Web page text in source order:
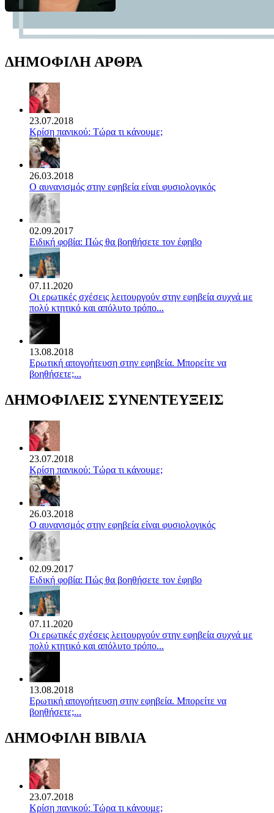
ΔΗΜΟΦΙΛΗ ΑΡΘΡΑ
23.07.2018
Κρίση πανικού: Τώρα τι κάνουμε;
26.03.2018
Ο αυνανισμός στην εφηβεία είναι φυσιολογικός
02.09.2017
Ειδική φοβία: Πώς θα βοηθήσετε τον έφηβο
07.11.2020
Οι ερωτικές σχέσεις λειτουργούν στην εφηβεία συχνά με
πολύ κτητικό και απόλυτο τρόπο...
13.08.2018
Ερωτική απογοήτευση στην εφηβεία. Μπορείτε να
βοηθήσετε;...
ΔΗΜΟΦΙΛΕΙΣ ΣΥΝΕΝΤΕΥΞΕΙΣ
23.07.2018
Κρίση πανικού: Τώρα τι κάνουμε;
26.03.2018
Ο αυνανισμός στην εφηβεία είναι φυσιολογικός
02.09.2017
Ειδική φοβία: Πώς θα βοηθήσετε τον έφηβο
07.11.2020
Οι ερωτικές σχέσεις λειτουργούν στην εφηβεία συχνά με
πολύ κτητικό και απόλυτο τρόπο...
13.08.2018
Ερωτική απογοήτευση στην εφηβεία. Μπορείτε να
βοηθήσετε;...
ΔΗΜΟΦΙΛΗ ΒΙΒΛΙΑ
23.07.2018
Κρίση πανικού: Τώρα τι κάνουμε;